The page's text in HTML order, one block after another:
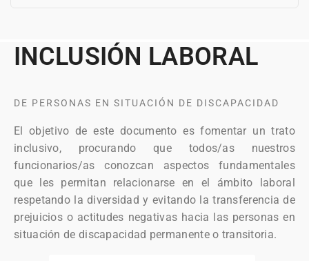
INCLUSIÓN LABORAL
DE PERSONAS EN SITUACIÓN DE DISCAPACIDAD
El objetivo de este documento es fomentar un trato
inclusivo, procurando que todos/as nuestros
funcionarios/as conozcan aspectos fundamentales
que les permitan relacionarse en el ámbito laboral
respetando la diversidad y evitando la transferencia de
prejuicios o actitudes negativas hacia las personas en
situación de discapacidad permanente o transitoria.